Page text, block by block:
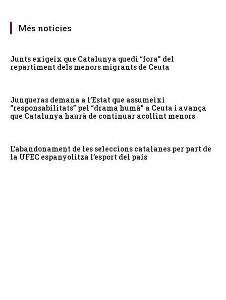
Més notícies
Junts exigeix que Catalunya quedi “fora” del
repartiment dels menors migrants de Ceuta
Junqueras demana a l’Estat que assumeixi
“responsabilitats” pel “drama humà” a Ceuta i avança
que Catalunya haurà de continuar acollint menors
L’abandonament de les seleccions catalanes per part de
la UFEC espanyolitza l’esport del país